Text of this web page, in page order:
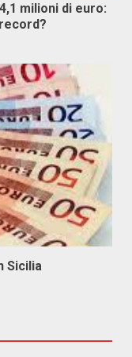
milioni di euro:
Sicilia